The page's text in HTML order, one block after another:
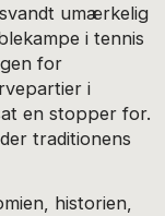
umærkelig
i tennis
for
i
en stopper for.
traditionens
historien,